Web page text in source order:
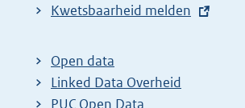
E
t
e
r
Kwetsbaarheid melden
Open data
Linked Data Overheid
PUC Open Data